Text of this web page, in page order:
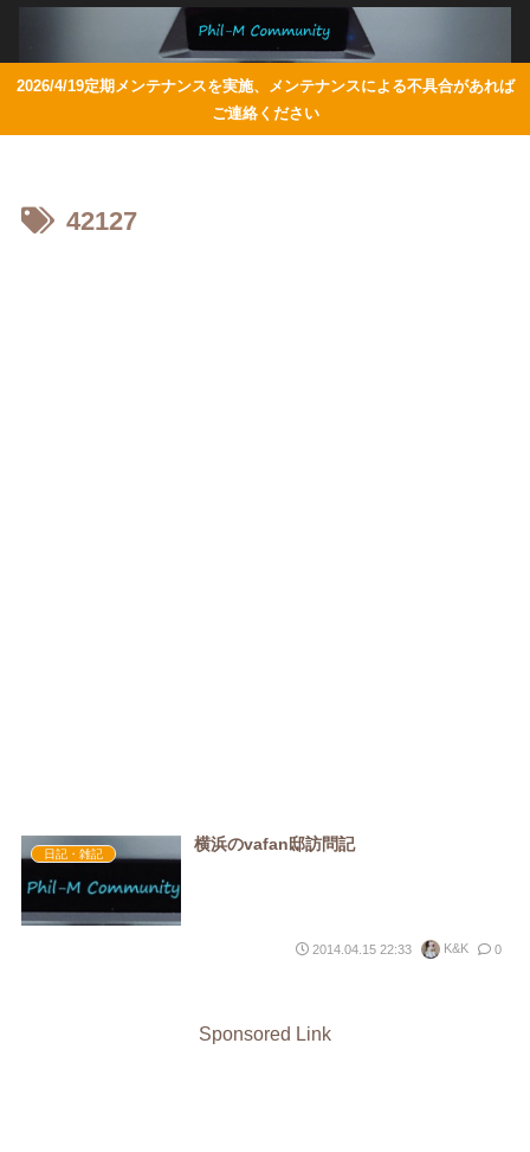
2026/4/19定期メンテナンスを実施、メンテナンスによる不具合があれば
ご連絡ください
42127
日記・雑記
横浜のvafan邸訪問記
2014.04.15 22:33 K&K 0
Sponsored Link